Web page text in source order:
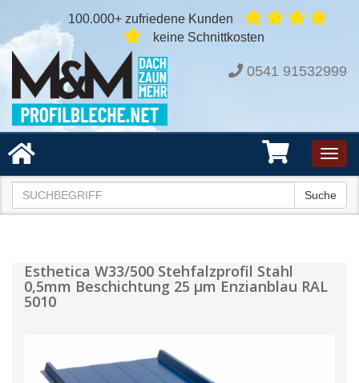
100.000+ zufriedene Kunden
keine Schnittkosten
0541 91532999
Suche
Esthetica W33/500 Stehfalzprofil Stahl
0,5mm Beschichtung 25 µm Enzianblau RAL
5010